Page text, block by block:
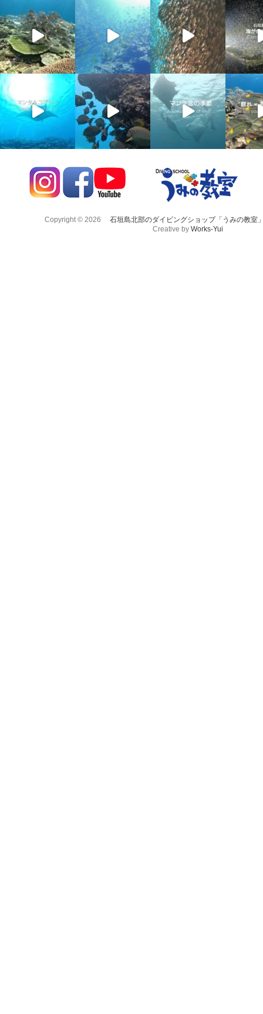
Copyright © 2026
石垣島北部のダイビングショップ「うみの教室
Creative by Works-Yui